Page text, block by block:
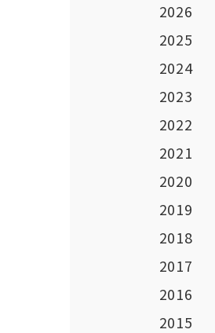
2026
2025
2024
2023
2022
2021
2020
2019
2018
2017
2016
2015